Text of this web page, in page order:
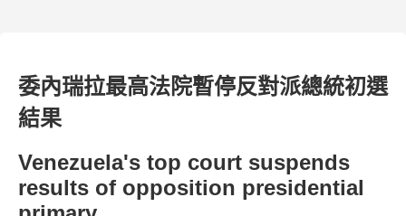
委內瑞拉最高法院暫停反對派總統初選
結果
Venezuela's top court suspends
results of opposition presidential